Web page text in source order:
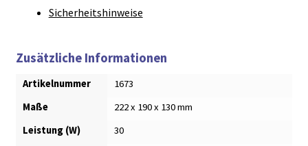
Sicherheitshinweise
Zusätzliche Informationen
Artikelnummer
1673
Maße
222 x 190 x 130 mm
Leistung (W)
30